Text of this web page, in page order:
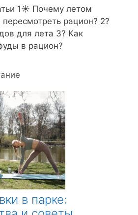
1☀️ Почему летом
рацион? 2?
для лета 3? Как
в рацион?
в парке: